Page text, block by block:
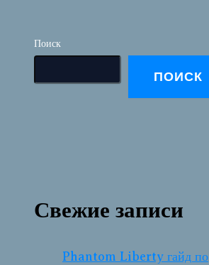
Поиск
ПОИСК
Свежие записи
Phantom Liberty гайд по